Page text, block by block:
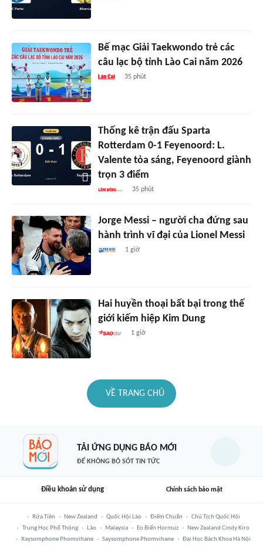
Bế mạc Giải Taekwondo trẻ các
câu lạc bộ tỉnh Lào Cai năm 2026
35 phút
Thống kê trận đấu Sparta
Rotterdam 0-1 Feyenoord: L.
Valente tỏa sáng, Feyenoord giành
trọn 3 điểm
35 phút
Jorge Messi – người cha đứng sau
hành trình vĩ đại của Lionel Messi
1 giờ
Hai huyền thoại bất bại trong thế
giới kiếm hiệp Kim Dung
1 giờ
VỀ TRANG CHỦ
TẢI ỨNG DỤNG BÁO MỚI
ĐỂ KHÔNG BỎ SÓT TIN TỨC
Điều khoản sử dụng Chính sách bảo mật
Rửa Tiền New Zealand Quốc Hội Lào Điểm Chuẩn
Chủ Tịch Quốc Hội
Trung Học Phổ Thông
Lào Malaysia Eo Biển Hormuz
New Zealand Cindy Kiro
Xaysomphone Phomvihane
Saysomphone Phomvihane Đại Học Bách Khoa Hà Nội